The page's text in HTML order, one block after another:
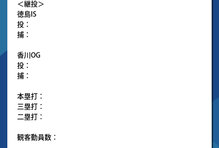
＜継投＞
徳島IS
投：
捕：
香川OG
投：
捕：
本塁打：
三塁打：
二塁打：
観客動員数：